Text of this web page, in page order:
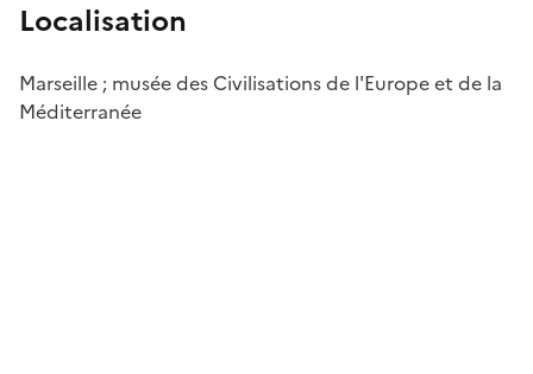
Localisation
Marseille ; musée des Civilisations de l'Europe et de la
Méditerranée